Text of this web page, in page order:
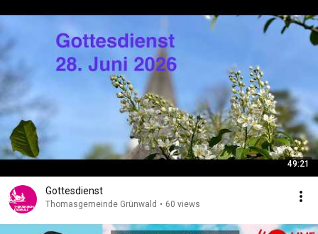
49:21
Gottesdienst
Thomasgemeinde Grünwald • 60 views